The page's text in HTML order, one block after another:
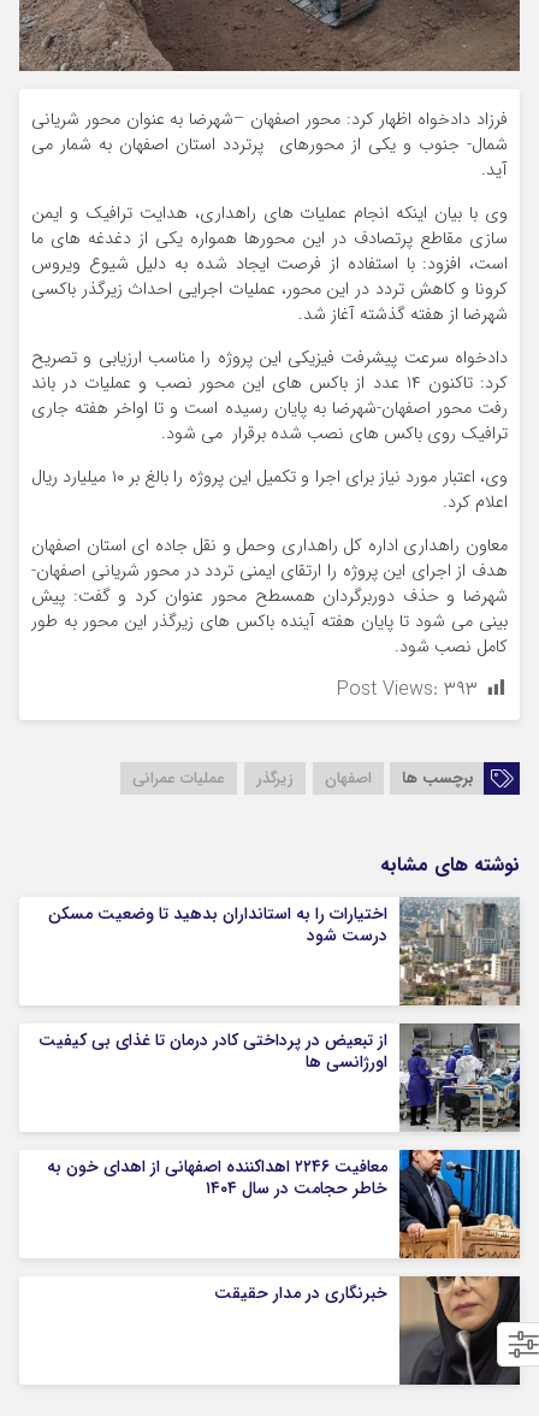
فرزاد دادخواه اظهار کرد: محور اصفهان –شهرضا به عنوان محور شریانی
شمال- جنوب و یکی از محورهای پرتردد استان اصفهان به شمار می
آید.
وی با بیان اینکه انجام عملیات های راهداری، هدایت ترافیک و ایمن
سازی مقاطع پرتصادف در این محورها همواره یکی از دغدغه های ما
است، افزود: با استفاده از فرصت ایجاد شده به دلیل شیوع ویروس
کرونا و کاهش تردد در این محور، عملیات اجرایی احداث زیرگذر باکسی
شهرضا از هفته گذشته آغاز شد.
دادخواه سرعت پیشرفت فیزیکی این پروژه را مناسب ارزیابی و تصریح
کرد: تاکنون ۱۴ عدد از باکس های این محور نصب و عملیات در باند
رفت محور اصفهان-شهرضا به پایان رسیده است و تا اواخر هفته جاری
ترافیک روی باکس های نصب شده برقرار می شود.
وی، اعتبار مورد نیاز برای اجرا و تکمیل این پروژه را بالغ بر ۱۰ میلیارد ریال
اعلام کرد.
معاون راهداری اداره کل راهداری وحمل و نقل جاده ای استان اصفهان
هدف از اجرای این پروژه را ارتقای ایمنی تردد در محور شریانی اصفهان-
شهرضا و حذف دوربرگردان همسطح محور عنوان کرد و گفت: پیش
بینی می شود تا پایان هفته آینده باکس های زیرگذر این محور به طور
کامل نصب شود.
Post Views: ۳۹۳
برچسب ها اصفهان زیرگذر عملیات عمرانی
نوشته های مشابه
اختیارات را به استانداران بدهید تا وضعیت مسکن
درست شود
از تبعیض در پرداختی کادر درمان تا غذای بی کیفیت
اورژانسی ها
معافیت ۲۲۴۶ اهداکننده اصفهانی از اهدای خون به
خاطر حجامت در سال ۱۴۰۴
خبرنگاری در مدار حقیقت